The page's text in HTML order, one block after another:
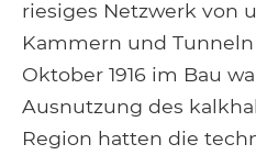
riesiges Netzwerk von
Kammern und
Oktober 1916 im Bau
Ausnutzung des
Region hatten die